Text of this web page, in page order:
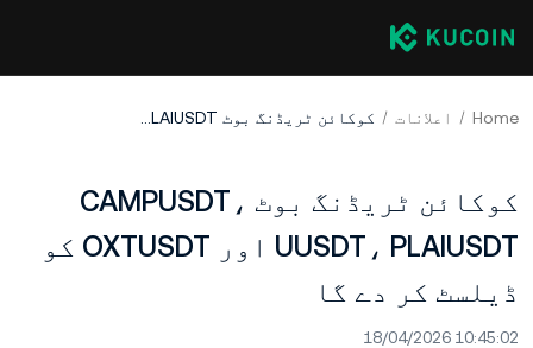
Home اعلانات کوکائن ٹریڈنگ بوٹ CAMPUSDT، UUSDT، PLAIUSDT اور OXTUSDT کو ڈیلسٹ کر دے گا
کوکائن ٹریڈنگ بوٹ CAMPUSDT،
UUSDT، PLAIUSDT اور OXTUSDT کو
ڈیلسٹ کر دے گا
18/04/2026 10:45:02